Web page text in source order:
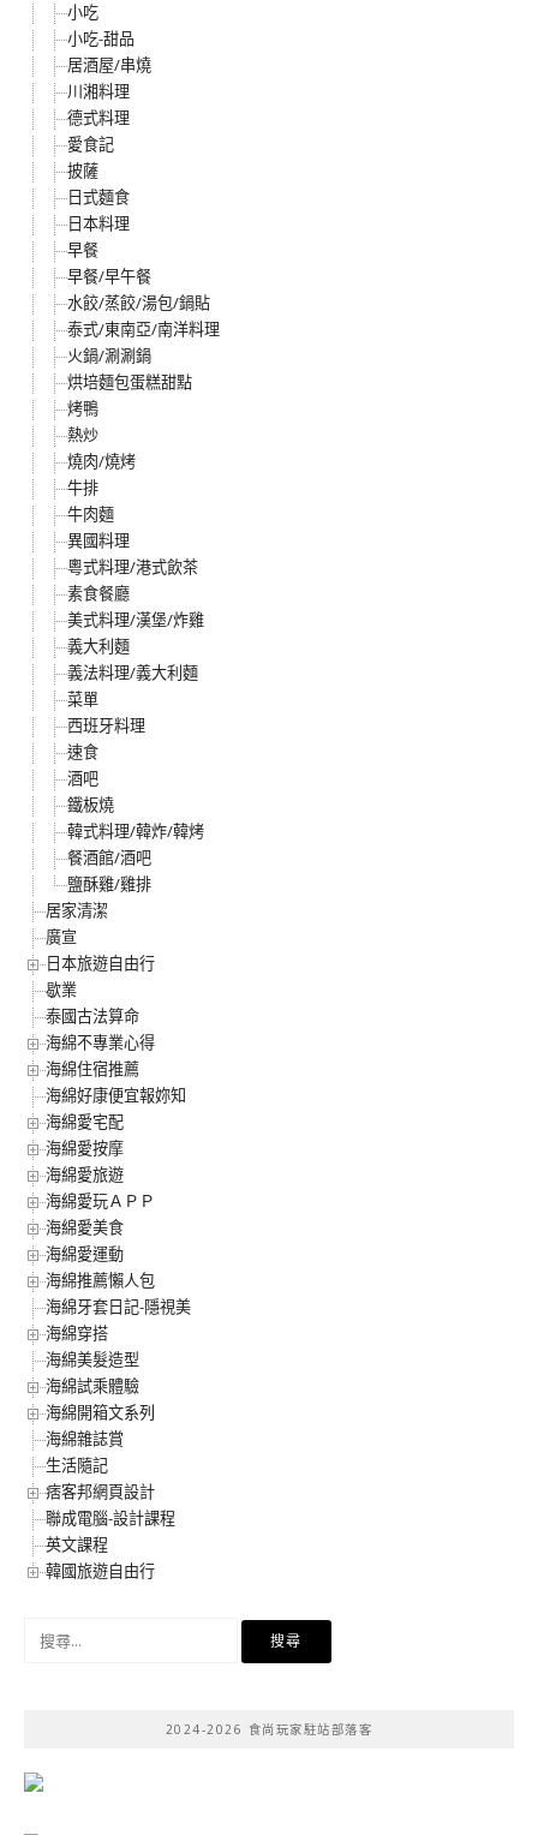
小吃
小吃-甜品
居酒屋/串燒
川湘料理
德式料理
愛食記
披薩
日式麵食
日本料理
早餐
早餐/早午餐
水餃/蒸餃/湯包/鍋貼
泰式/東南亞/南洋料理
火鍋/涮涮鍋
烘培麵包蛋糕甜點
烤鴨
熱炒
燒肉/燒烤
牛排
牛肉麵
異國料理
粵式料理/港式飲茶
素食餐廳
美式料理/漢堡/炸雞
義大利麵
義法料理/義大利麵
菜單
西班牙料理
速食
酒吧
鐵板燒
韓式料理/韓炸/韓烤
餐酒館/酒吧
鹽酥雞/雞排
居家清潔
廣宣
日本旅遊自由行
歇業
泰國古法算命
海綿不專業心得
海綿住宿推薦
海綿好康便宜報妳知
海綿愛宅配
海綿愛按摩
海綿愛旅遊
海綿愛玩ＡＰＰ
海綿愛美食
海綿愛運動
海綿推薦懶人包
海綿牙套日記-隱視美
海綿穿搭
海綿美髮造型
海綿試乘體驗
海綿開箱文系列
海綿雜誌賞
生活隨記
痞客邦網頁設計
聯成電腦-設計課程
英文課程
韓國旅遊自由行
2024-2026 食尚玩家駐站部落客